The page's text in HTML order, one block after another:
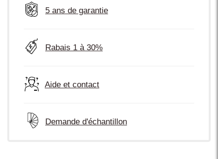
5 ans de garantie
Rabais 1 à 30%
Aide et contact
Demande d'échantillon